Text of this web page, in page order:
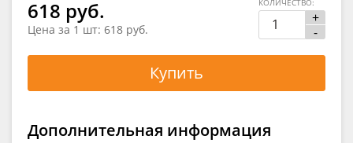
618 руб.
Цена за 1 шт: 618 руб.
+
-
КОЛИЧЕСТВО:
Купить
Дополнительная информация